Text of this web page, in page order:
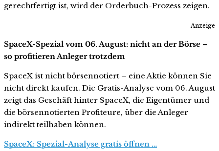
gerechtfertigt ist, wird der Orderbuch-Prozess zeigen.
Anzeige
SpaceX-Spezial vom 06. August: nicht an der Börse –
so profitieren Anleger trotzdem
SpaceX ist nicht börsennotiert – eine Aktie können Sie
nicht direkt kaufen. Die Gratis-Analyse vom 06. August
zeigt das Geschäft hinter SpaceX, die Eigentümer und
die börsennotierten Profiteure, über die Anleger
indirekt teilhaben können.
SpaceX: Spezial-Analyse gratis öffnen …